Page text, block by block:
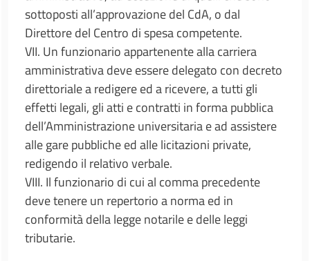
sottoposti all’approvazione del CdA, o dal
Direttore del Centro di spesa competente.
VII. Un funzionario appartenente alla carriera
amministrativa deve essere delegato con decreto
direttoriale a redigere ed a ricevere, a tutti gli
effetti legali, gli atti e contratti in forma pubblica
dell’Amministrazione universitaria e ad assistere
alle gare pubbliche ed alle licitazioni private,
redigendo il relativo verbale.
VIII. Il funzionario di cui al comma precedente
deve tenere un repertorio a norma ed in
conformità della legge notarile e delle leggi
tributarie.